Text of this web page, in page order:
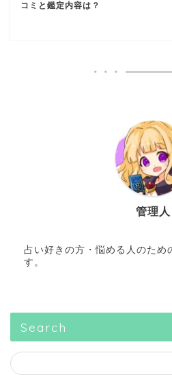
コミと鑑定内容は？
管理人
占い好きの方・悩める人のため
す。
Search